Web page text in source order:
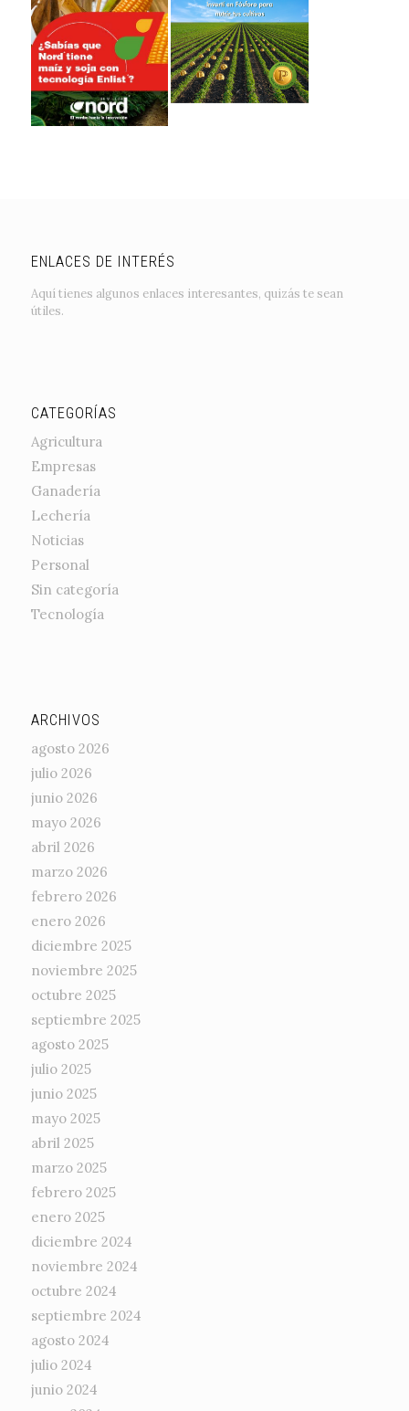
ENLACES DE INTERÉS
Aquí tienes algunos enlaces interesantes, quizás te sean
útiles.
CATEGORÍAS
Agricultura
Empresas
Ganadería
Lechería
Noticias
Personal
Sin categoría
Tecnología
ARCHIVOS
agosto 2026
julio 2026
junio 2026
mayo 2026
abril 2026
marzo 2026
febrero 2026
enero 2026
diciembre 2025
noviembre 2025
octubre 2025
septiembre 2025
agosto 2025
julio 2025
junio 2025
mayo 2025
abril 2025
marzo 2025
febrero 2025
enero 2025
diciembre 2024
noviembre 2024
octubre 2024
septiembre 2024
agosto 2024
julio 2024
junio 2024